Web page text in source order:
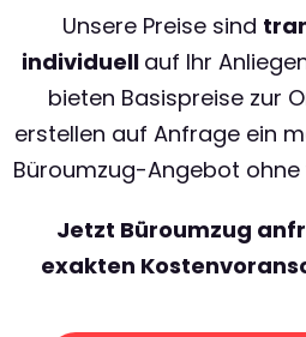
Unsere Preise sind
individuell auf Ihr
bieten Basispreise zur
erstellen auf Anfrage ein
Büroumzug-Angebot ohne
Jetzt Büroumzug
exakten